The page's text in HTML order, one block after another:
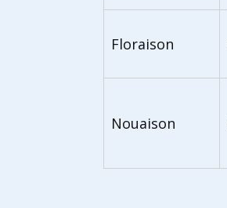
Floraison
Nouaison